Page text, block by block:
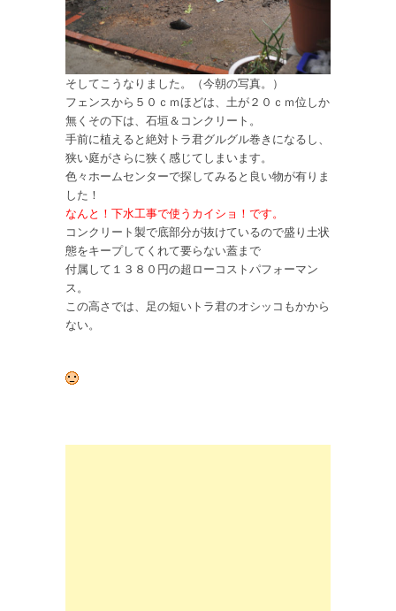
そしてこうなりました。（今朝の写真。）
フェンスから５０ｃｍほどは、土が２０ｃｍ位しか
無くその下は、石垣＆コンクリート。
手前に植えると絶対トラ君グルグル巻きになるし、
狭い庭がさらに狭く感じてしまいます。
色々ホームセンターで探してみると良い物が有りま
した！
なんと！下水工事で使うカイショ！です。
コンクリート製で底部分が抜けているので盛り土状
態をキープしてくれて要らない蓋まで
付属して１３８０円の超ローコストパフォーマン
ス。
この高さでは、足の短いトラ君のオシッコもかから
ない。